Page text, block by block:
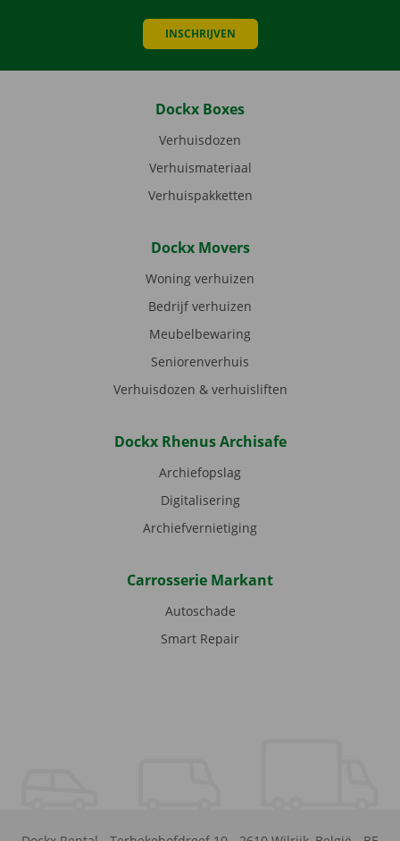
INSCHRIJVEN
Dockx Boxes
Verhuisdozen
Verhuismateriaal
Verhuispakketten
Dockx Movers
Woning verhuizen
Bedrijf verhuizen
Meubelbewaring
Seniorenverhuis
Verhuisdozen & verhuisliften
Dockx Rhenus Archisafe
Archiefopslag
Digitalisering
Archiefvernietiging
Carrosserie Markant
Autoschade
Smart Repair